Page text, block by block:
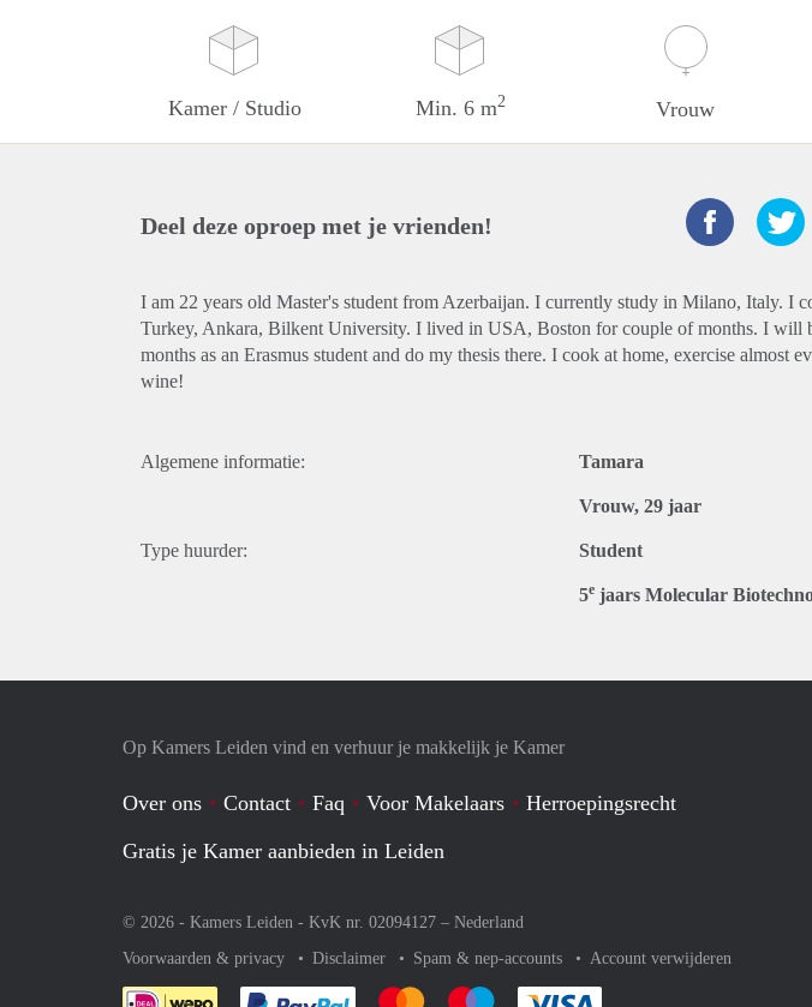
Kamer / Studio Min. 6 m2 Vrouw
Deel deze oproep met je vrienden!
I am 22 years old Master's student from Azerbaijan. I currently study in Milano, Italy. I
Turkey, Ankara, Bilkent University. I lived in USA, Boston for couple of months. I will
months as an Erasmus student and do my thesis there. I cook at home, exercise almost
wine!
Algemene informatie: Tamara
Vrouw, 29 jaar
Type huurder: Student
5e jaars Molecular
Op Kamers Leiden vind en verhuur je makkelijk je Kamer
Over ons Contact Faq Voor Makelaars
Herroepingsrecht
Gratis je Kamer aanbieden in Leiden
© 2026 - Kamers Leiden - KvK nr. 02094127 – Nederland
Voorwaarden & privacy
Disclaimer Spam & nep-accounts Account verwijderen